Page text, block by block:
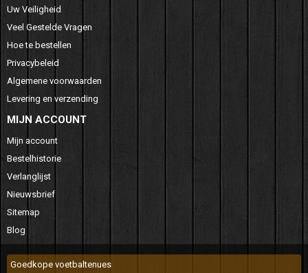
Uw Veiligheid
Veel Gestelde Vragen
Hoe te bestellen
Privacybeleid
Algemene voorwaarden
Levering en verzending
MIJN ACCOUNT
Mijn account
Bestelhistorie
Verlanglijst
Nieuwsbrief
Sitemap
Blog
Goedkope voetbaltenues